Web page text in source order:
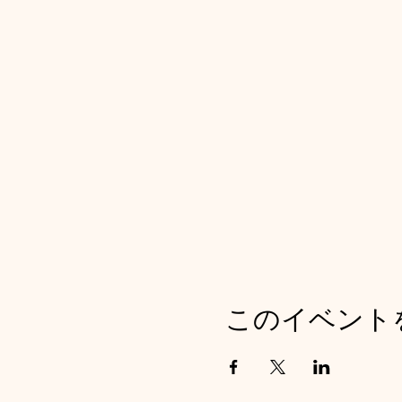
このイベント